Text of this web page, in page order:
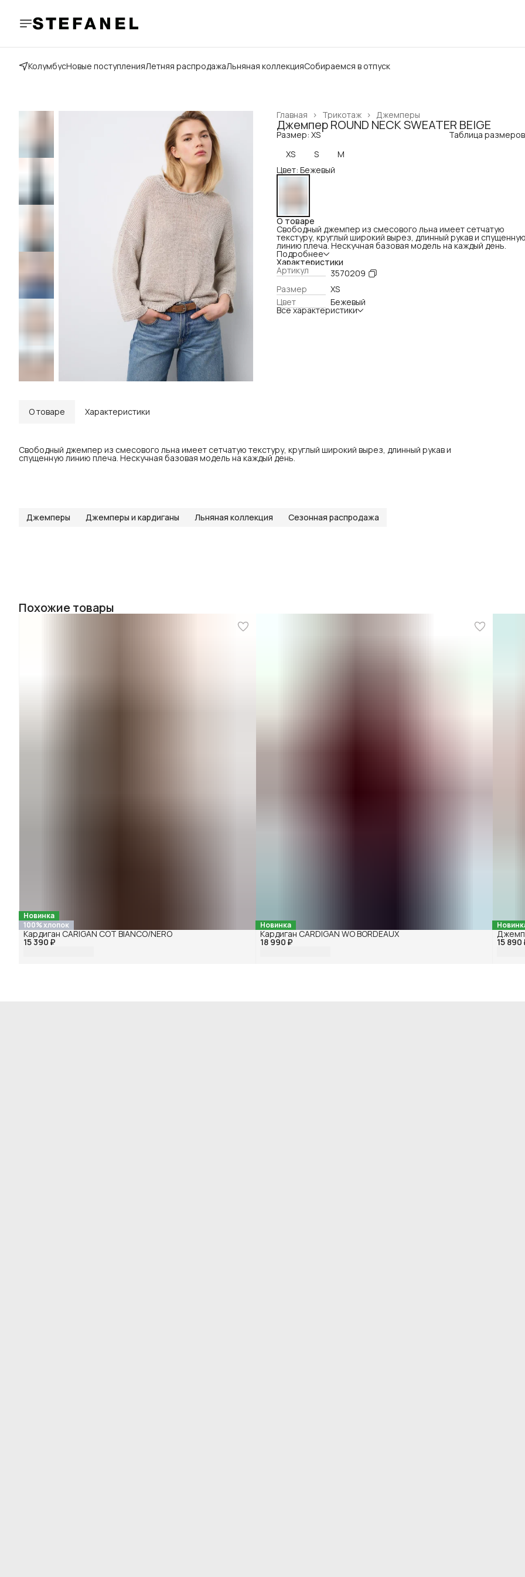
КолумбусНовые поступленияЛетняя распродажаЛьняная коллекцияСобираемся в отпуск
Джемперы
Трикотаж ›
Главная ›
Джемпер ROUND NECK SWEATER BEIGE
Размер: XS
Таблица размеров
XS
S
M
Цвет: Бежевый
О товаре
Свободный джемпер из смесового льна имеет сетчатую
текстуру, круглый широкий вырез, длинный рукав и спущенную
линию плеча. Нескучная базовая модель на каждый день.
Подробнее
Характеристики
Артикул
3570209
Размер
XS
Цвет
Бежевый
Все характеристики
О товаре Характеристики
Свободный джемпер из смесового льна имеет сетчатую текстуру, круглый широкий вырез, длинный рукав и
спущенную линию плеча. Нескучная базовая модель на каждый день.
Джемперы Джемперы и кардиганы Льняная коллекция Сезонная распродажа
Похожие товары
Новинка
100% хлопок
15 390 ₽
Кардиган CARIGAN COT BIANCO/NERO
Новинка
18 990 ₽
Кардиган CARDIGAN WO BORDEAUX
15 890